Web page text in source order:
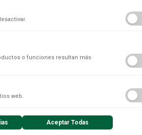
o funciones resultan más
el rendimiento de nuestro contenido y las interacciones de
web.
Aceptar Todas